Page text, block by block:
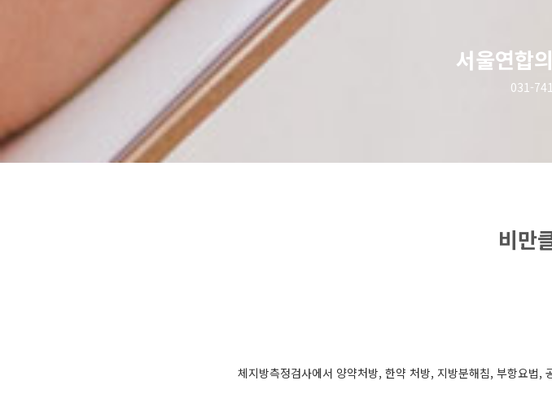
서울연합
031-
비만
체지방측정검사에서 양약처방, 한약 처방, 지방분해침, 부항요법,